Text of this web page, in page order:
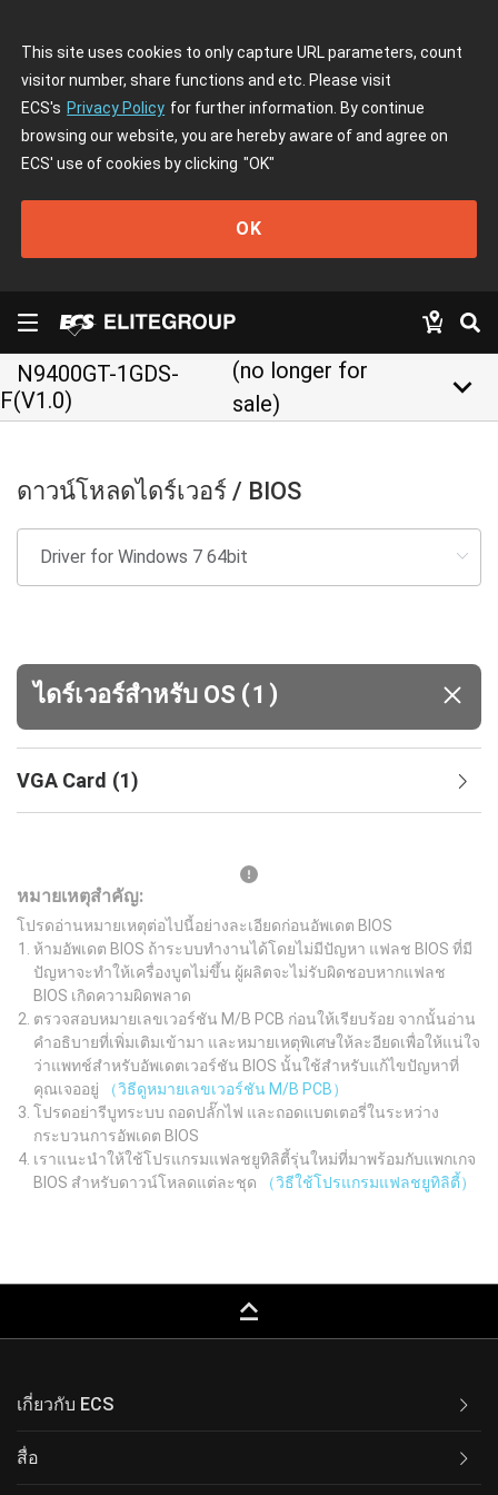
This site uses cookies to only capture URL parameters, count
visitor number, share functions and etc. Please visit
ECS's Privacy Policy for further information. By continue
browsing our website, you are hereby aware of and agree on
ECS' use of cookies by clicking "OK"
OK
N9400GT-1GDS-
F(V1.0)
(no longer for
sale)
keyboard_arrow_down
ดาวน์โหลดไดร์เวอร์ / BIOS
ไดร์เวอร์สำหรับ OS (1 )
VGA Card (1)
หมายเหตุสำคัญ:
โปรดอ่านหมายเหตุต่อไปนี้อย่างละเอียดก่อนอัพเดต BIOS
ห้ามอัพเดต BIOS ถ้าระบบทำงานได้โดยไม่มีปัญหา แฟลช BIOS ที่มี
ปัญหาจะทำให้เครื่องบูตไม่ขึ้น ผู้ผลิตจะไม่รับผิดชอบหากแฟลช
BIOS เกิดความผิดพลาด
ตรวจสอบหมายเลขเวอร์ชัน M/B PCB ก่อนให้เรียบร้อย จากนั้นอ่าน
คำอธิบายที่เพิ่มเติมเข้ามา และหมายเหตุพิเศษให้ละอียดเพื่อให้แน่ใจ
ว่าแพทช์สำหรับอัพเดตเวอร์ชัน BIOS นั้นใช้สำหรับแก้ไขปัญหาที่
คุณเจออยู่
（วิธีดูหมายเลขเวอร์ชัน M/B PCB）
โปรดอย่ารีบูทระบบ ถอดปลั๊กไฟ และถอดแบตเตอรี่ในระหว่าง
กระบวนการอัพเดต BIOS
เราแนะนำให้ใช้โปรแกรมแฟลชยูทิลิตี้รุ่นใหม่ที่มาพร้อมกับแพกเกจ
BIOS สำหรับดาวน์โหลดแต่ละชุด
（วิธีใช้โปรแกรมแฟลชยูทิลิตี้）
keyboard_capslock
เกี่ยวกับ ECS
สื่อ